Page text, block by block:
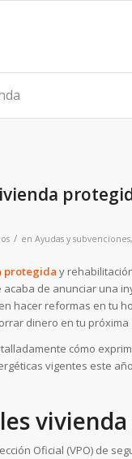
/ en Ayudas y subvenciones,
protegida y
de anunciar una
hacer reformas en tu
dinero en tu próxima
cómo
vigentes este
Oficial (VPO) de